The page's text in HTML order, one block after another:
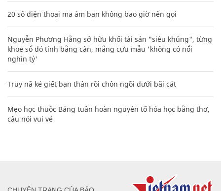
20 số điện thoại ma ám bạn không bao giờ nên gọi
Nguyễn Phương Hằng sở hữu khối tài sản "siêu khủng", từng
khoe sổ đỏ tính bằng cân, mắng cựu mẫu 'không có nổi
nghìn tỷ'
Truy nã kẻ giết bạn thân rồi chôn ngồi dưới bãi cát
Mẹo học thuộc Bảng tuần hoàn nguyên tố hóa học bằng thơ,
câu nói vui vẻ